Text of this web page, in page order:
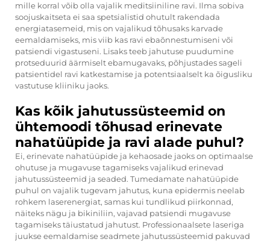
mille korral võib olla vajalik meditsiiniline ravi. Ilma sobiva
soojuskaitseta ei saa spetsialistid ohutult rakendada
energiatasemeid, mis on vajalikud tõhusaks karvade
eemaldamiseks, mis viib kas ravi ebaõnnestumiseni või
patsiendi vigastuseni. Lisaks teeb jahutuse puudumine
protseduurid äärmiselt ebamugavaks, põhjustades sageli
patsientidel ravi katkestamise ja potentsiaalselt ka õigusliku
vastutuse kliiniku jaoks.
Kas kõik jahutussüsteemid on
ühtemoodi tõhusad erinevate
nahatüüpide ja ravi alade puhul?
Ei, erinevate nahatüüpide ja kehaosade jaoks on optimaalse
ohutuse ja mugavuse tagamiseks vajalikud erinevad
jahutussüsteemid ja seaded. Tumedamate nahatüüpide
puhul on vajalik tugevam jahutus, kuna epidermis neelab
rohkem laserenergiat, samas kui tundlikud piirkonnad,
näiteks nägu ja bikiniliin, vajavad patsiendi mugavuse
tagamiseks täiustatud jahutust. Professionaalsete laseriga
juukse eemaldamise seadmete jahutussüsteemid pakuvad